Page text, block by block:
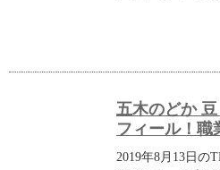
五木のどか
フィール！職
2019年8月13日の